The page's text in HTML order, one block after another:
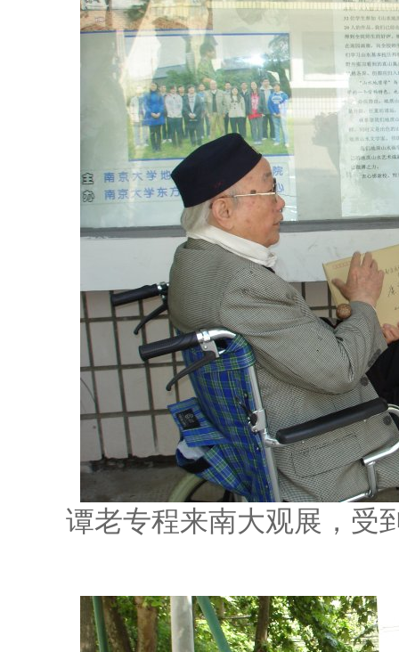
谭老专程来南大观展，受